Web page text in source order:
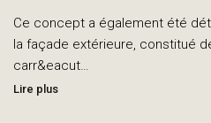
Ce concept a également été
la façade extérieure, constitué
carr&eacut…
Lire plus